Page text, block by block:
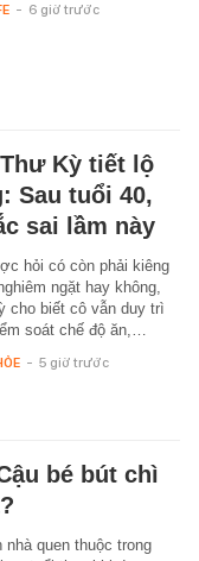
- 6 giờ trước
Kỳ tiết lộ
Sau tuổi 40,
sai lầm này
hỏi có còn phải kiêng
ngặt hay không,
cho biết cô vẫn duy trì
soát chế độ ăn,…
- 5 giờ trước
bé bút chì
nhà quen thuộc trong